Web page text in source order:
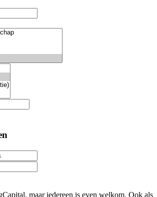
maar iedereen is even welkom. Ook als